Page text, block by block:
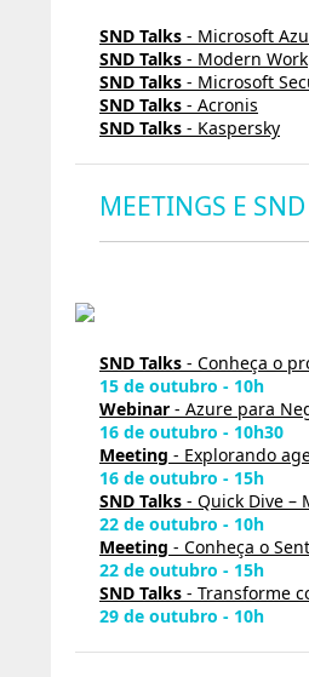
SND Talks - Microsoft
SND Talks - Modern Work
SND Talks - Microsoft
SND Talks - Acronis
SND Talks - Kaspersky
MEETINGS E
SND Talks - Conheça o
15 de outubro - 10h
Webinar - Azure para
16 de outubro - 10h30
Meeting - Explorando
16 de outubro - 15h
SND Talks - Quick Dive –
22 de outubro - 10h
Meeting - Conheça o
22 de outubro - 15h
SND Talks - Transforme
29 de outubro - 10h